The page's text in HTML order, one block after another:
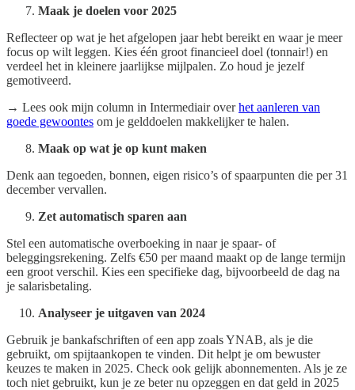
Maak je doelen voor 2025
Reflecteer op wat je het afgelopen jaar hebt bereikt en waar je meer
focus op wilt leggen. Kies één groot financieel doel (tonnair!) en
verdeel het in kleinere jaarlijkse mijlpalen. Zo houd je jezelf
gemotiveerd.
→ Lees ook mijn column in Intermediair overhet aanleren van
goede gewoontes om je gelddoelen makkelijker te halen.
Maak op wat je op kunt maken
Denk aan tegoeden, bonnen, eigen risico’s of spaarpunten die per 31
december vervallen.
Zet automatisch sparen aan
Stel een automatische overboeking in naar je spaar- of
beleggingsrekening. Zelfs €50 per maand maakt op de lange termijn
een groot verschil. Kies een specifieke dag, bijvoorbeeld de dag na
je salarisbetaling.
Analyseer je uitgaven van 2024
Gebruik je bankafschriften of een app zoals YNAB, als je die
gebruikt, om spijtaankopen te vinden. Dit helpt je om bewuster
keuzes te maken in 2025. Check ook gelijk abonnementen. Als je ze
toch niet gebruikt, kun je ze beter nu opzeggen en dat geld in 2025